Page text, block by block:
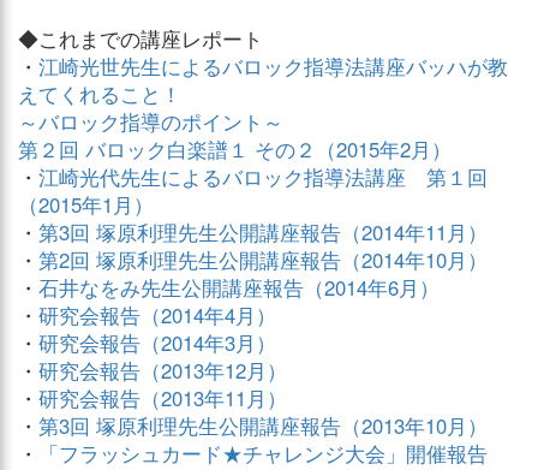
◆これまでの講座レポート
・ 江崎光世先生によるバロック指導法講座バッハが教
えてくれること！
～バロック指導のポイント～
第２回 バロック白楽譜１ その２（2015年2月）
・ 江崎光代先生によるバロック指導法講座 第１回
（2015年1月）
・ 第3回 塚原利理先生公開講座報告（2014年11月）
・ 第2回 塚原利理先生公開講座報告（2014年10月）
・ 石井なをみ先生公開講座報告（2014年6月）
・ 研究会報告（2014年4月）
・ 研究会報告（2014年3月）
・ 研究会報告（2013年12月）
・ 研究会報告（2013年11月）
・ 第3回 塚原利理先生公開講座報告（2013年10月）
・
「フラッシュカード★チャレンジ大会」開催報告